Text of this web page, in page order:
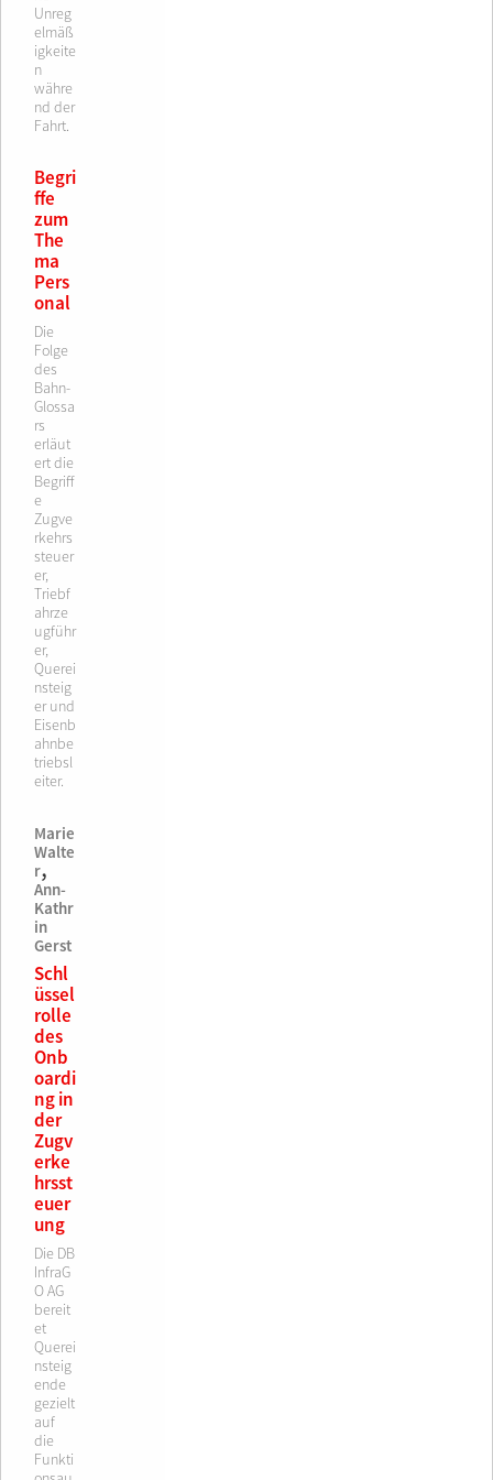
Unreg
elmäß
igkeite
n
währe
nd der
Fahrt.
Begri
ffe
zum
The
ma
Pers
onal
Die
Folge
des
Bahn-
Glossa
rs
erläut
ert die
Begriff
e
Zugve
rkehrs
steuer
er,
Triebf
ahrze
ugführ
er,
Querei
nsteig
er und
Eisenb
ahnbe
triebsl
eiter.
Marie
Walte
r,
Ann-
Kathr
in
Gerst
Schl
üssel
rolle
des
Onb
oardi
ng in
der
Zugv
erke
hrsst
euer
ung
Die DB
InfraG
O AG
bereit
et
Querei
nsteig
ende
gezielt
auf
die
Funkti